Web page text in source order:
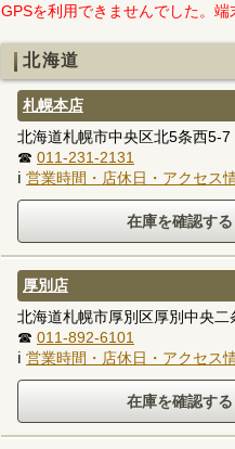
GPSを利用できませんでした。端
北海道
札幌本店
北海道札幌市中央区北5条西5-
☎ 011-231-2131
ℹ 営業時間・店休日・アクセス
厚別店
北海道札幌市厚別区厚別中央
☎ 011-892-6101
ℹ 営業時間・店休日・アクセス